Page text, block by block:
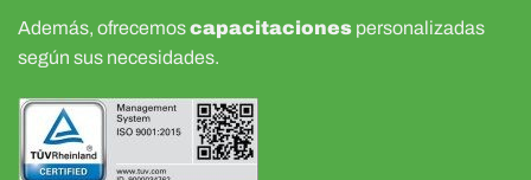
Además, ofrecemoscapacitaciones personalizadas
según sus necesidades.